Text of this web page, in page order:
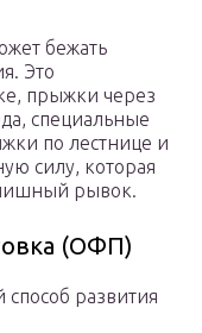
бежать
Это
прыжки через
специальные
по лестнице и
силу, которая
рывок.
(ОФП)
развития